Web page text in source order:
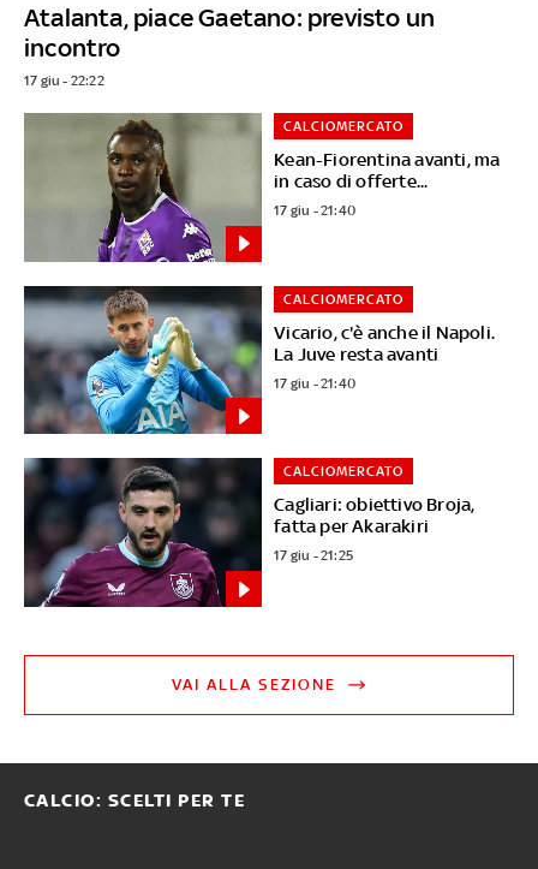
Atalanta, piace Gaetano: previsto un
incontro
17 giu - 22:22
Kean-Fiorentina avanti, ma
in caso di offerte...
CALCIOMERCATO
17 giu - 21:40
Vicario, c'è anche il Napoli.
La Juve resta avanti
CALCIOMERCATO
17 giu - 21:40
Cagliari: obiettivo Broja,
fatta per Akarakiri
CALCIOMERCATO
17 giu - 21:25
VAI ALLA SEZIONE
CALCIO: SCELTI PER TE